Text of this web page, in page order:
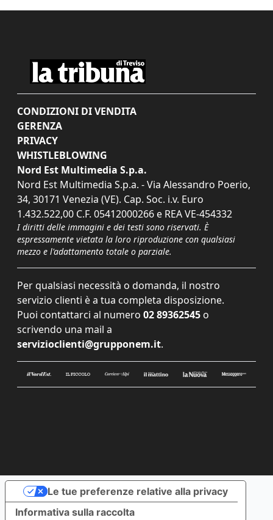
CONDIZIONI DI VENDITA
GERENZA
PRIVACY
WHISTLEBLOWING
Nord Est Multimedia S.p.a.
Nord Est Multimedia S.p.a. - Via Alessandro Poerio,
34, 30171 Venezia (VE). Cap. Soc. i.v. Euro
1.432.522,00 C.F. 05412000266 e REA VE-454332
I diritti delle immagini e dei testi sono riservati. È
espressamente vietata la loro riproduzione con qualsiasi
mezzo e l'adattamento totale o parziale.
Per qualsiasi necessità o domanda, il nostro
servizio clienti è a tua completa disposizione.
Puoi contattarci al numero 02 89362545 o
scrivendo una mail a
servizioclienti@grupponem.it.
Informativa sulla raccolta
Le tue preferenze relative alla privacy